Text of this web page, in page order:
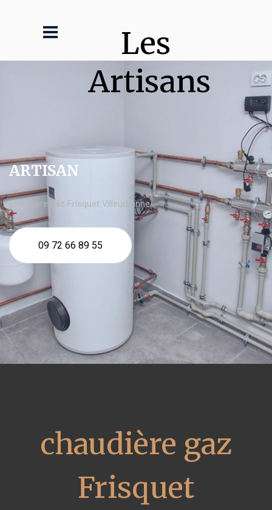
Les
Artisans
ARTISAN
chaudière gaz Frisquet Villeurbanne
09 72 66 89 55
chaudière gaz
Frisquet